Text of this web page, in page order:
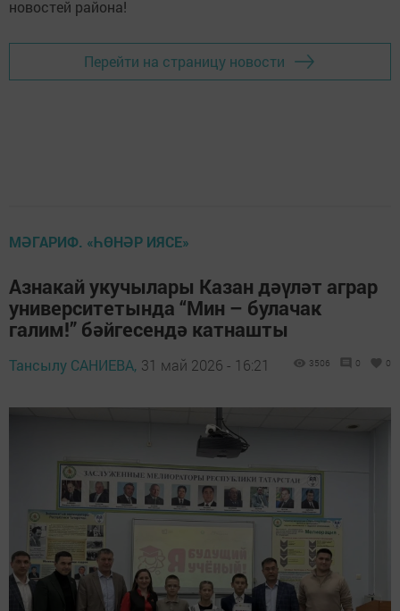
новостей района!
Перейти на страницу новости
МӘГАРИФ. «ҺӨНӘР ИЯСЕ»
Азнакай укучылары Казан дәүләт аграр
университетында “Мин – булачак
галим!” бәйгесендә катнашты
Тансылу САНИЕВА, 31 май 2026 - 16:21 3506 0 0